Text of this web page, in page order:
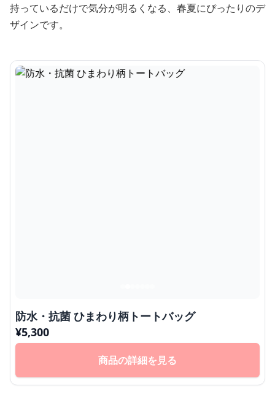
持っているだけで気分が明るくなる、春夏にぴったりのデ
ザインです。
防水・抗菌 ひまわり柄トートバッグ
¥5,300
商品の詳細を見る